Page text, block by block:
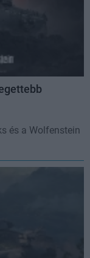
és a Wolfenstein